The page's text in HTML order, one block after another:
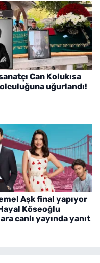
Can Kolukısa
uğurlandı!
Aşk final yapıyor
Köseoğlu
canlı yayında yanıt